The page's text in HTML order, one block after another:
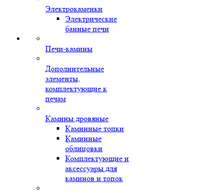
Электрокаменки
Электрические
банные печи
Печи-камины
Дополнительные
элементы,
комплектующие к
печам
Камины дровяные
Каминные топки
Каминные
облицовки
Комплектующие и
аксессуары для
каминов и топок